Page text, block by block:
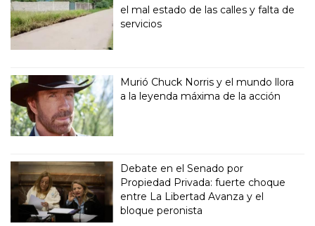
el mal estado de las calles y falta de
servicios
Murió Chuck Norris y el mundo llora
a la leyenda máxima de la acción
Debate en el Senado por
Propiedad Privada: fuerte choque
entre La Libertad Avanza y el
bloque peronista